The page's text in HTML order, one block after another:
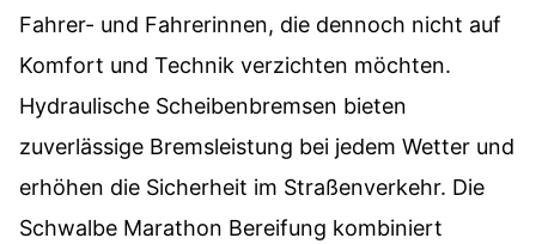
Fahrer- und Fahrerinnen, die dennoch nicht auf
Komfort und Technik verzichten möchten.
Hydraulische Scheibenbremsen bieten
zuverlässige Bremsleistung bei jedem Wetter und
erhöhen die Sicherheit im Straßenverkehr. Die
Schwalbe Marathon Bereifung kombiniert